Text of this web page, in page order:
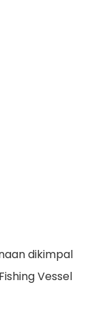
dikimpal
Vessel